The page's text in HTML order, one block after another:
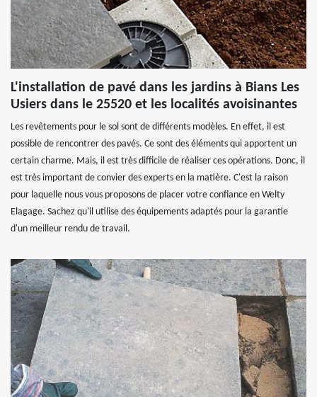
L'installation de pavé dans les jardins à Bians Les
Usiers dans le 25520 et les localités avoisinantes
Les revêtements pour le sol sont de différents modèles. En effet, il est
possible de rencontrer des pavés. Ce sont des éléments qui apportent un
certain charme. Mais, il est très difficile de réaliser ces opérations. Donc, il
est très important de convier des experts en la matière. C'est la raison
pour laquelle nous vous proposons de placer votre confiance en Welty
Elagage. Sachez qu'il utilise des équipements adaptés pour la garantie
d'un meilleur rendu de travail.